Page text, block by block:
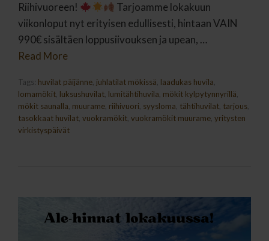
Riihivuoreen!
Tarjoamme lokakuun
viikonloput nyt erityisen edullisesti, hintaan VAIN
990€ sisältäen loppusiivouksen ja upean, …
Read More
Tags: huvilat päijänne, juhlatilat mökissä, laadukas huvila,
lomamökit, luksushuvilat, lumitähtihuvila, mökit kylpytynnyrillä,
mökit saunalla, muurame, riihivuori, syysloma, tähtihuvilat, tarjous,
tasokkaat huvilat, vuokramökit, vuokramökit muurame, yritysten
virkistyspäivät